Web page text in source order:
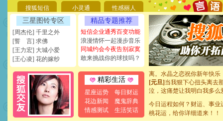
搜狐短信 小灵通 性感丽人
三星图铃专区
[周杰伦] 千里之外
[誓 言] 求佛
[王力宏] 大城小爱
[王心凌] 花的嫁纱
精品专题推荐
短信企业通秀百变功能
浪漫情怀一起漫步音乐
同城约会今夜告别寂寞
敢来挑战你的球技吗？
精彩生活
星座运势
每日财运
花边新闻
魔鬼辞典
情感测试
生活笑话
[圣诞节]奉上一颗祝福的心,
如意,快乐,鲜花,一切美好
[元旦]看到你我会触电；看
断电。爱你是我职业，想
你是我专业！水晶之恋祝你
[元旦]如果上天让我许三个
起；二是再生再世和你在
[元旦]当我狠下心扭头离去
泣，这痛楚让我明白我多
卖了。水晶之恋祝你新年快
[春节]风柔雨润好月圆，半
颜！冬去春来似水如烟，
今日运程如何？财运、事业
桃花运，给你详细道来！！